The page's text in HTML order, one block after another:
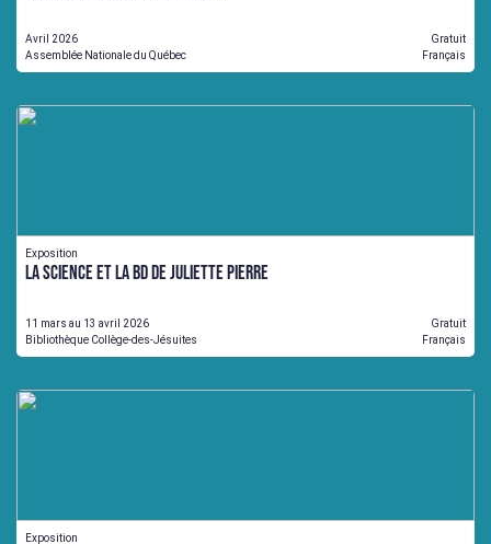
Avril 2026
Assemblée Nationale du Québec
Gratuit
Français
Exposition
La science et la BD de Juliette Pierre
11 mars au 13 avril 2026
Bibliothèque Collège-des-Jésuites
Gratuit
Français
Exposition